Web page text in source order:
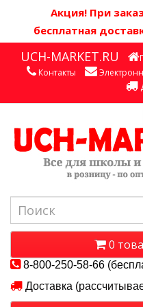
Акция! При
бесплатная
UCH-MARKET.RU
Контакты
0
8-800-250-58-66
Доставка